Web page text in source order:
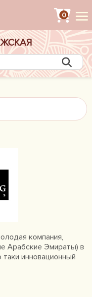
0
компания,
Арабские Эмираты) в
инновационный
в лидеры
Востоке,
ароматы. И